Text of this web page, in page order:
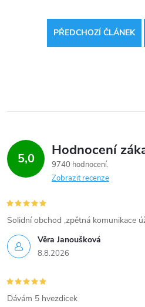
PŘEDCHOZÍ ČLÁNEK
5,0 Hodnocení
9740 hodnocení
Zobrazit recenze
Věra Janoušková
8.8.2026
Solidní obchod ,zpětná komunikace
Dávám 5 hvezdicek